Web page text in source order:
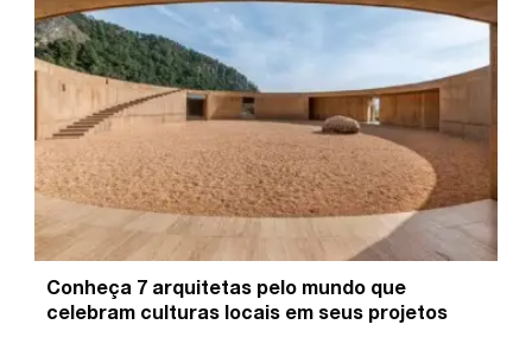
Conheça 7 arquitetas pelo mundo que
celebram culturas locais em seus projetos